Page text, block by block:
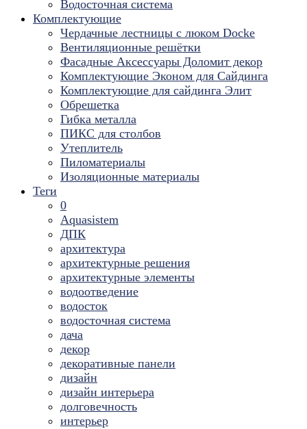
Водосточная система
Комплектующие
Чердачные лестницы с люком Docke
Вентиляционные решётки
Фасадные Аксессуары Доломит декор
Комплектующие Эконом для Сайдинга
Комплектующие для cайдинга Элит
Обрешетка
Гибка металла
ПИКС для столбов
Утеплитель
Пиломатериалы
Изоляционные материалы
Теги
0
Aquasistem
ДПК
архитектура
архитектурные решения
архитектурные элементы
водоотведение
водосток
водосточная система
дача
декор
декоративные панели
дизайн
дизайн интерьера
долговечность
интерьер